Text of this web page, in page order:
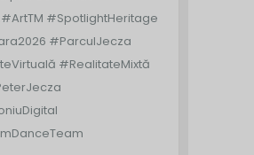
#ArtTM #SpotlightHeritage
#ParculJecza
#RealitateMixtă